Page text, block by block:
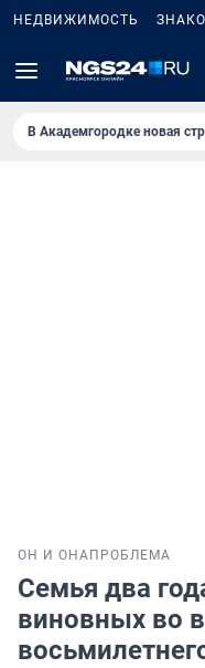
НЕДВИЖИМОСТЬ
В Академгородке новая
ОН И ОНА ПРОБЛЕМА
Семья два
виновных во